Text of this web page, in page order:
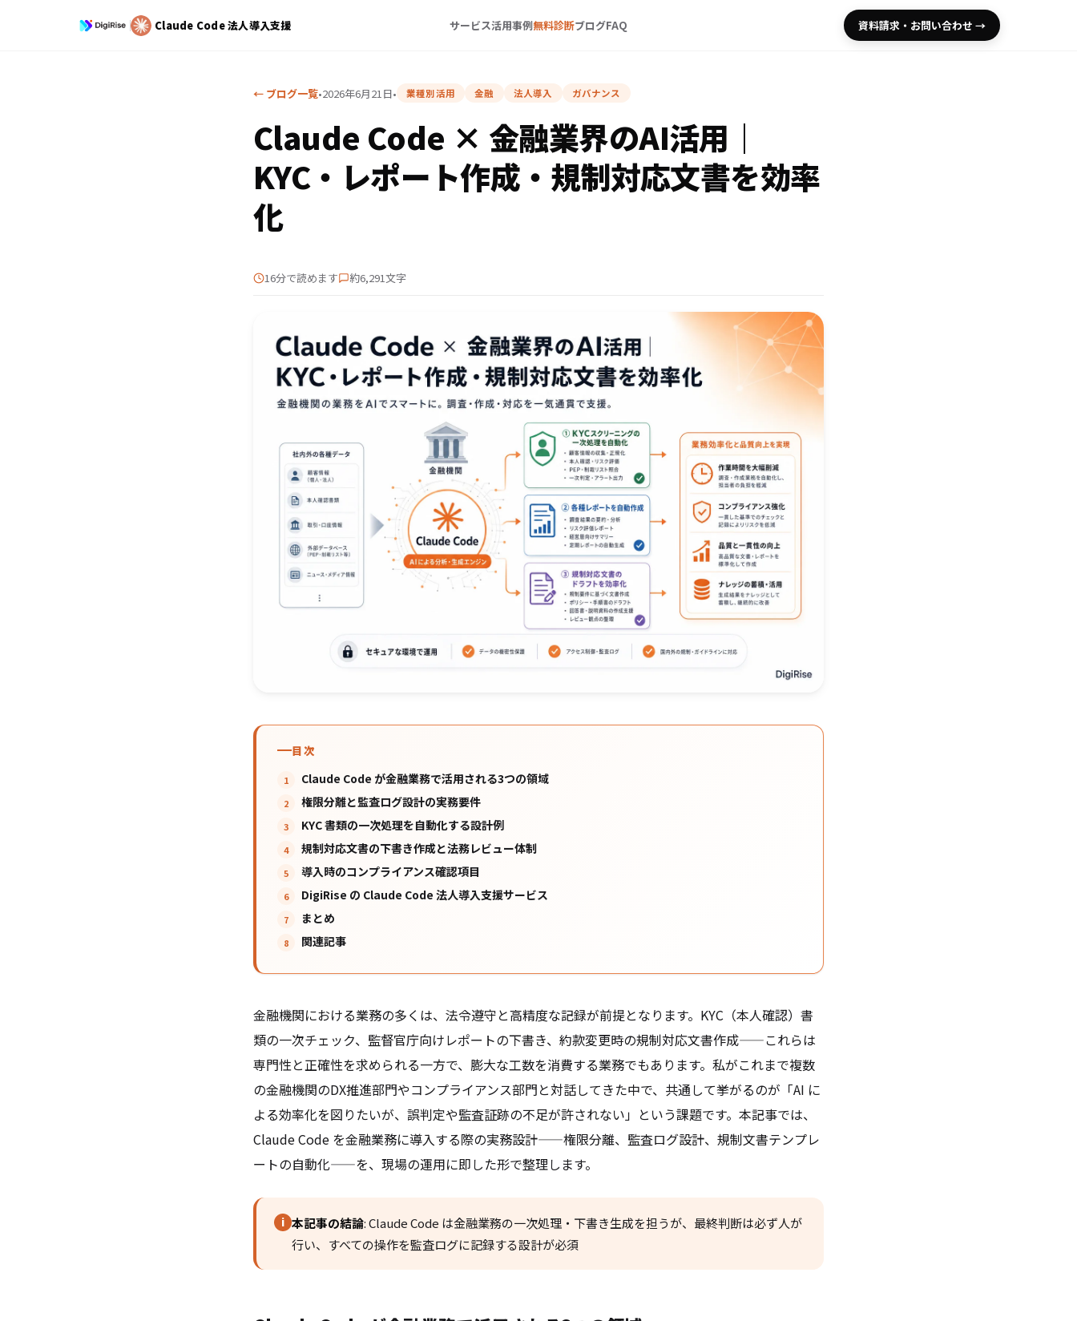
Claude Code法人導入支援 サービス活用事例無料診断ブログFAQ 資料請求・お問い合わせ →
← ブログ一覧•2026年6月21日• 業種別活用 金融 法人導入 ガバナンス
Claude Code × 金融業界のAI活用｜
KYC・レポート作成・規制対応文書を効率
化
16分で読めます 約6,291文字
目次
Claude Code が金融業務で活用される3つの領域
権限分離と監査ログ設計の実務要件
KYC 書類の一次処理を自動化する設計例
規制対応文書の下書き作成と法務レビュー体制
導入時のコンプライアンス確認項目
DigiRise の Claude Code 法人導入支援サービス
まとめ
関連記事
金融機関における業務の多くは、法令遵守と高精度な記録が前提となります。KYC（本人確認）書
類の一次チェック、監督官庁向けレポートの下書き、約款変更時の規制対応文書作成——これらは
専門性と正確性を求められる一方で、膨大な工数を消費する業務でもあります。私がこれまで複数
の金融機関のDX推進部門やコンプライアンス部門と対話してきた中で、共通して挙がるのが「AI に
よる効率化を図りたいが、誤判定や監査証跡の不足が許されない」という課題です。本記事では、
Claude Code を金融業務に導入する際の実務設計——権限分離、監査ログ設計、規制文書テンプレ
ートの自動化——を、現場の運用に即した形で整理します。
i 本記事の結論: Claude Code は金融業務の一次処理・下書き生成を担うが、最終判断は必ず人が
行い、すべての操作を監査ログに記録する設計が必須